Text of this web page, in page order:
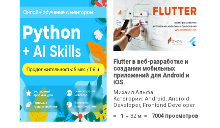
Flutter в веб-разработке и
создании мобильных
приложений для Android и
iOS.
Михаил Альфа
Категории: Android, Android
Developer, Frontend Developer
1 ч 32 м
7004 просмотров